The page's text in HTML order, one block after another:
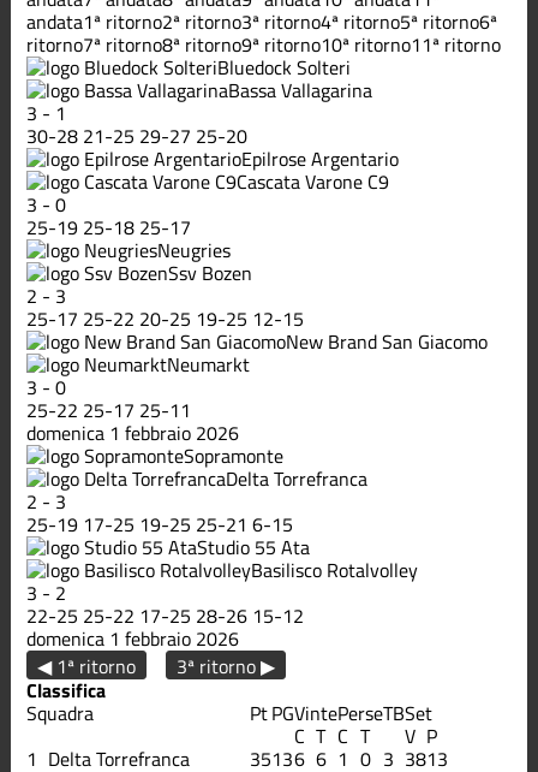
andata1ª ritorno2ª ritorno3ª ritorno4ª ritorno5ª ritorno6ª
ritorno7ª ritorno8ª ritorno9ª ritorno10ª ritorno11ª ritorno
Bluedock Solteri
Bassa Vallagarina
3 - 1
30-28 21-25 29-27 25-20
Epilrose Argentario
Cascata Varone C9
3 -0
25-19 25-18 25-17
Neugries
Ssv Bozen
2 - 3
25-17 25-22 20-25 19-25 12-15
New Brand San Giacomo
Neumarkt
3 -0
25-22 25-17 25-11
domenica 1 febbraio 2026
Sopramonte
Delta Torrefranca
2 - 3
25-19 17-25 19-25 25-21 6-15
Studio 55 Ata
Basilisco Rotalvolley
3 - 2
22-25 25-22 17-25 28-26 15-12
domenica 1 febbraio 2026
◀ 1ª ritorno
3ª ritorno ▶
Classifica
Squadra PtPGVintePerseTBSet
C T C T V P
1 Delta Torrefranca 35136 6 1 0 3 3813